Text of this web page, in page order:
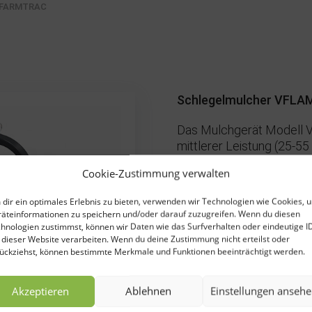
Cookie-Zustimmung verwalten
dir ein optimales Erlebnis zu bieten, verwenden wir Technologien wie Cookies,
zu speichern und/oder darauf zuzugreifen. Wenn du diesen
zustimmst, können wir Daten wie das Surfverhalten oder eindeutige
Website verarbeiten. Wenn du deine Zustimmung nicht erteilst oder
können bestimmte Merkmale und Funktionen beeinträchtigt werden.
Akzeptieren Ablehnen Einstellungen
❯
Schlegelmulcher
Das Mulchgerät Modell
mittlerer Leistung (25-
entwickelt. Dieses
Schnittabfällen, Pflanzen
Mit hinten offener
das Schneiden von
Glockengetriebe wird
Kegelradgetriebe mit